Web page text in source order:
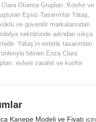
Oturma Grupları: Konfor ve
Eşsiz Tasarımlar Yataş,
ve güvenilir markalarından
sektöründe adından sıkça
Yataş'ın estetik tasarımları
bilinen Enza Clara
evlere zarafet ve konfor
Kanepe Modeli ve Fiyatı için